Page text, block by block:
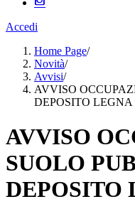
Accedi
Home Page/
Novità/
Avvisi/
AVVISO
DEPOSITO LEGNA
AVVISO
SUOLO
DEPOSITO